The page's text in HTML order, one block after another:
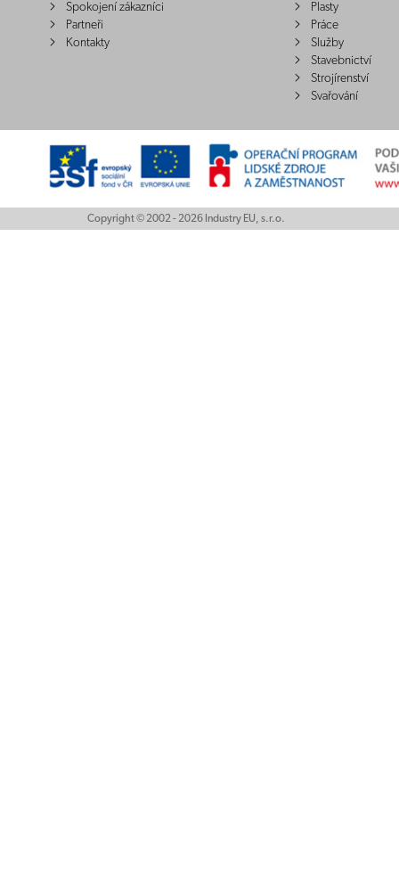
Spokojení zákazníci
Partneři
Kontakty
Plasty
Práce
Služby
Stavebnictví
Strojírenství
Svařování
Copyright © 2002 - 2026 Industry EU, s.r.o.